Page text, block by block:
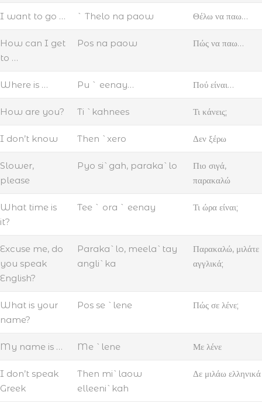
I want to go … ` Thelo na paow Θέλω να παω…
How can I get
to …
Pos na paow Πώς να παω…
Where is … Pu ` eenay… Πού είναι…
How are you? Ti `kahnees Τι κάνεις;
I don’t know Then `xero Δεν ξέρω
Slower,
please
Pyo si`gah, paraka`lo
Πιο σιγά,
παρακαλώ
What time is
it?
Tee ` ora ` eenay Τι ώρα είναι;
Excuse me, do
you speak
English?
Paraka`lo, meela`tay
angli`ka
Παρακαλώ, μιλάτε
αγγλικά;
What is your
name?
Pos se `lene Πώς σε λένε;
My name is … Me `lene Με λένε
I don’t speak
Greek
Then mi`laow
elleeni`kah
Δε μιλάω ελληνικά